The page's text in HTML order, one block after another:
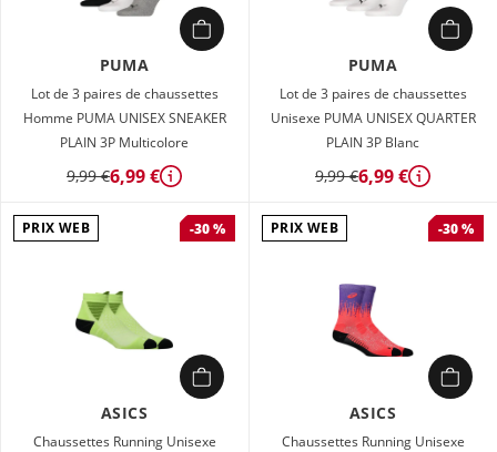
PUMA
Lot de 3 paires de chaussettes
Homme PUMA UNISEX SNEAKER
PLAIN 3P Multicolore
9,99 €6,99 € Détails
PUMA
Lot de 3 paires de chaussettes
Unisexe PUMA UNISEX QUARTER
PLAIN 3P Blanc
9,99 €6,99 € Détails
PRIX WEB -30 %
ASICS
Chaussettes Running Unisexe
PRIX WEB -30 %
ASICS
Chaussettes Running Unisexe